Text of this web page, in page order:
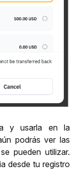
y usarla en la
podrás ver las
pueden utilizar.
desde tu registro